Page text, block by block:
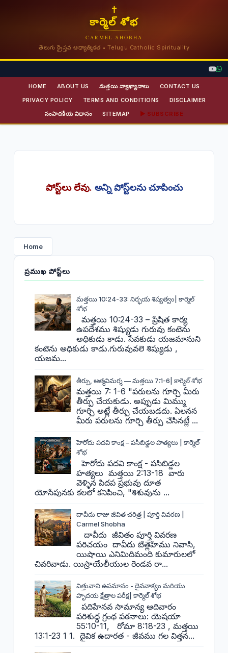
✝
కార్మెల్ శోభ
CARMEL SHOBHA
తెలుగు క్రైస్తవ ఆధ్యాత్మికత • Telugu Catholic Spirituality
HOME ABOUT US మత్తయి వ్యాఖ్యానాలు
CONTACT US
PRIVACY POLICY
TERMS AND CONDITIONS
DISCLAIMER
సంపాదకీయ విధానం
SITEMAP ▶ SUBSCRIBE
పోస్ట్‌లు లేవు. అన్ని పోస్ట్‌లను చూపించు
Home
ప్రముఖ పోస్ట్‌లు
మత్తయి 10:24-33: నిర్భయ శిష్యత్వం| కార్మెల్
శోభ
మత్తయి 10:24-33 – ప్రేషిత కార్య
ఉపదేశము శిష్యుడు గురువు కంటెను
అధికుడు కాడు. సేవకుడు యజమానుని
కంటెను అధికుడు కాడు.గురువువలె శిష్యుడు ,
యజమ...
తీర్పు, ఆత్మవిమర్శ — మత్తయి 7:1-6| కార్మెల్ శోభ
మత్తయి 7: 1-6 "పరులను గూర్చి మీరు
తీర్పు చేయకుడు. అప్పుడు మిమ్ము
గూర్చి అట్లే తీర్పు చేయబడదు. ఏలనన
మీరు పరులను గూర్చి తీర్పు చేసినట్లే ...
హెరోదు పదవి కాంక్ష – పసిబిడ్డల హత్యలు | కార్మెల్
శోభ
హెరోదు పదవి కాంక్ష - పసిబిడ్డల
హత్యలు మత్తయి 2:13-18 వారు
వెళ్ళిన పిదప ప్రభువు దూత
యోసేపునకు కలలో కనిపించి, "శిశువును ...
దావీదు రాజు జీవిత చరిత్ర | పూర్తి వివరణ |
Carmel Shobha
దావీదు జీవితం పూర్తి వివరణ
పరిచయం దావీదు బేత్లెహేము నివాసి,
యిషాయి ఎనిమిదిమంది కుమారులలో
చివరివాడు. యిస్రాయేలీయుల రెండవ రా...
విత్తువాని ఉపమానం - దైవవాక్యం మరియు
హృదయ క్షేత్రాల పరీక్ష| కార్మెల్ శోభ
పదిహేనవ సామాన్య ఆదివారం
పరిశుద్ధ గ్రంథ పఠనాలు: యెషయా
55:10-11, రోమా 8:18-23 , మత్తయి
13:1-23 1 1. దైవిక ఉదారత - జీవము గల విత్తన...